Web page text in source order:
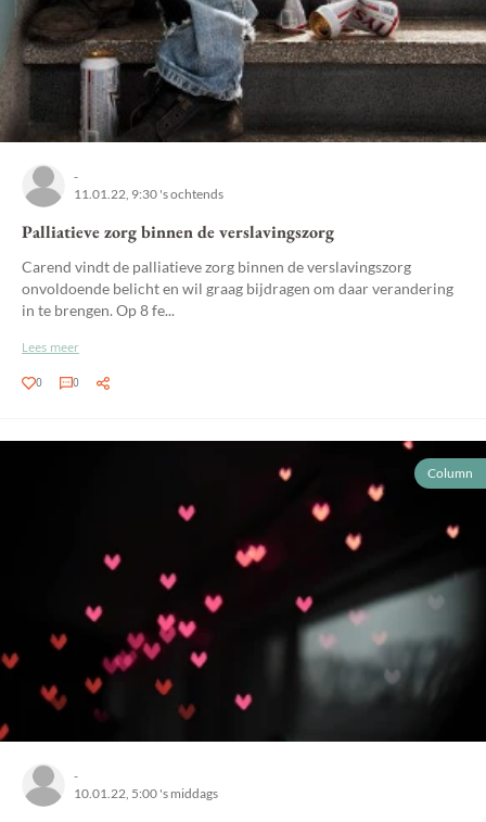
-
11.01.22, 9:30 's ochtends
Palliatieve zorg binnen de verslavingszorg
Carend vindt de palliatieve zorg binnen de verslavingszorg
onvoldoende belicht en wil graag bijdragen om daar verandering
in te brengen. Op 8 fe...
Lees meer
0 0
Column
-
10.01.22, 5:00 's middags